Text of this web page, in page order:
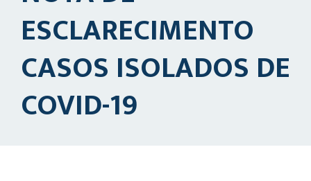
ESCLARECIMENTO
CASOS ISOLADOS DE
COVID-19